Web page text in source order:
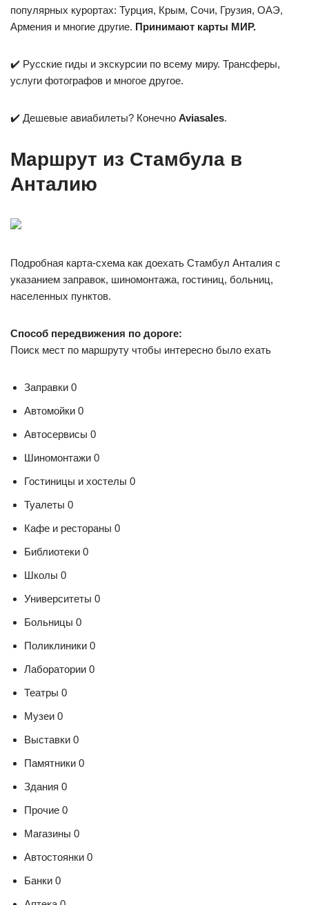
популярных курортах: Турция, Крым, Сочи, Грузия, ОАЭ,
Армения и многие другие. Принимают карты МИР.
✔️ Русские гиды и экскурсии по всему миру. Трансферы,
услуги фотографов и многое другое.
✔️ Дешевые авиабилеты? Конечно Aviasales.
Маршрут из Стамбула в
Анталию
Подробная карта-схема как доехать Стамбул Анталия c
указанием заправок, шиномонтажа, гостиниц, больниц,
населенных пунктов.
Способ передвижения по дороге:
Поиск мест по маршруту чтобы интересно было ехать
Заправки 0
Автомойки 0
Автосервисы 0
Шиномонтажи 0
Гостиницы и хостелы 0
Туалеты 0
Кафе и рестораны 0
Библиотеки 0
Школы 0
Университеты 0
Больницы 0
Поликлиники 0
Лаборатории 0
Театры 0
Музеи 0
Выставки 0
Памятники 0
Здания 0
Прочие 0
Магазины 0
Автостоянки 0
Банки 0